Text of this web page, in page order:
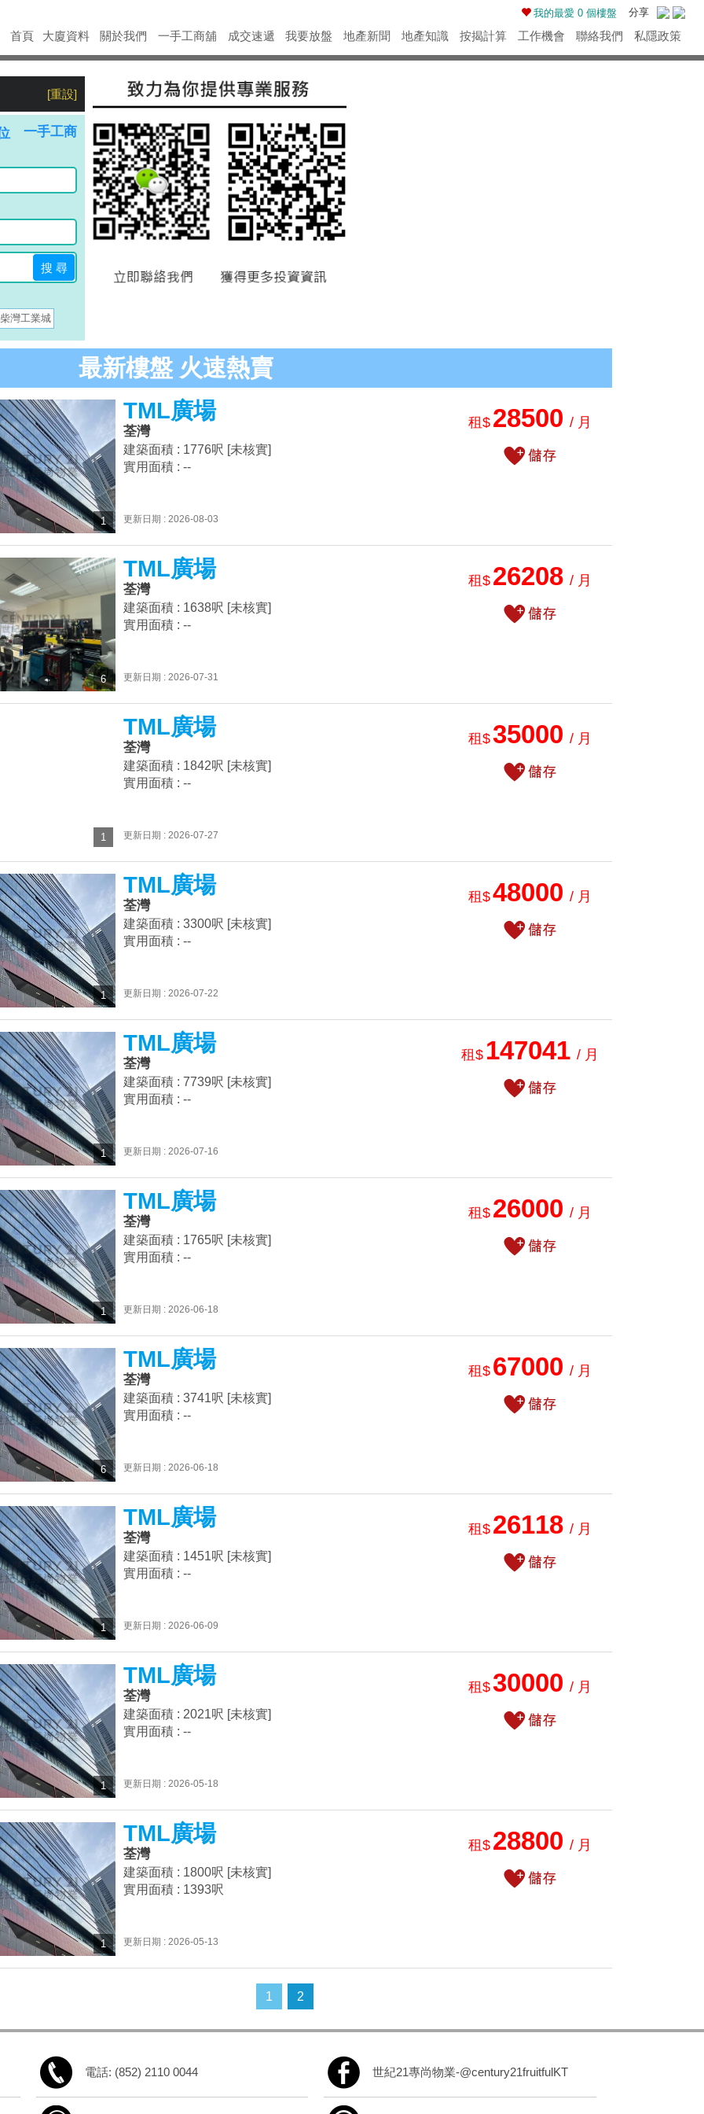
我的最愛 0 個樓盤 分享
首頁 大廈資料 關於我們 一手工商舖 成交速遞 我要放盤 地產新聞 地產知識 按揭計算 工作機會 聯絡我們 私隱政策
[重設]
一手工商
搜 尋
柴灣工業城
最新樓盤 火速熱賣
1
TML廣場
荃灣
建築面積 : 1776呎 [未核實]
實用面積 : --
租$ 28500 / 月
更新日期 : 2026-08-03
6
TML廣場
荃灣
建築面積 : 1638呎 [未核實]
實用面積 : --
租$ 26208 / 月
更新日期 : 2026-07-31
1
TML廣場
荃灣
建築面積 : 1842呎 [未核實]
實用面積 : --
租$35000 / 月
更新日期 : 2026-07-27
1
TML廣場
荃灣
建築面積 : 3300呎 [未核實]
實用面積 : --
租$48000 / 月
更新日期 : 2026-07-22
1
TML廣場
荃灣
建築面積 : 7739呎 [未核實]
實用面積 : --
租$ 147041 / 月
更新日期 : 2026-07-16
1
TML廣場
荃灣
建築面積 : 1765呎 [未核實]
實用面積 : --
租$ 26000 / 月
更新日期 : 2026-06-18
6
TML廣場
荃灣
建築面積 : 3741呎 [未核實]
實用面積 : --
租$ 67000 / 月
更新日期 : 2026-06-18
1
TML廣場
荃灣
建築面積 : 1451呎 [未核實]
實用面積 : --
租$ 26118 / 月
更新日期 : 2026-06-09
1
TML廣場
荃灣
建築面積 : 2021呎 [未核實]
實用面積 : --
租$30000 / 月
更新日期 : 2026-05-18
1
TML廣場
荃灣
建築面積 : 1800呎 [未核實]
實用面積 : 1393呎
租$ 28800 / 月
更新日期 : 2026-05-13
1 2
電話: (852) 2110 0044 世紀21專尚物業-@century21fruitfulKT